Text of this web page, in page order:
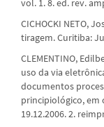
vol. 1. 8. ed. rev.
CICHOCKI NETO,
tiragem. Curitiba:
CLEMENTINO,
uso da via
documentos
principiológico, em
19.12.2006. 2.